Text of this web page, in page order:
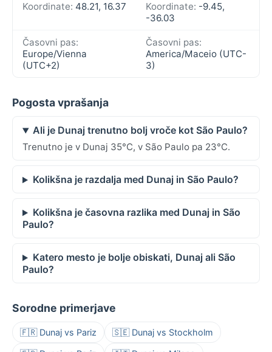
Koordinate: 48.21, 16.37 Koordinate: -9.45,
-36.03
Časovni pas:
Europe/Vienna
(UTC+2)
Časovni pas:
America/Maceio (UTC-
3)
Pogosta vprašanja
Ali je Dunaj trenutno bolj vroče kot São Paulo?
Trenutno je v Dunaj 35°C, v São Paulo pa 23°C.
Kolikšna je razdalja med Dunaj in São Paulo?
Kolikšna je časovna razlika med Dunaj in São
Paulo?
Katero mesto je bolje obiskati, Dunaj ali São
Paulo?
Sorodne primerjave
🇫🇷 Dunaj vs Pariz 🇸🇪 Dunaj vs Stockholm